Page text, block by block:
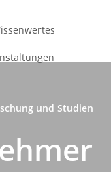
und Studien